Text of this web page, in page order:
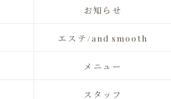
お知らせ
エステ/and smooth
メニュー
スタッフ